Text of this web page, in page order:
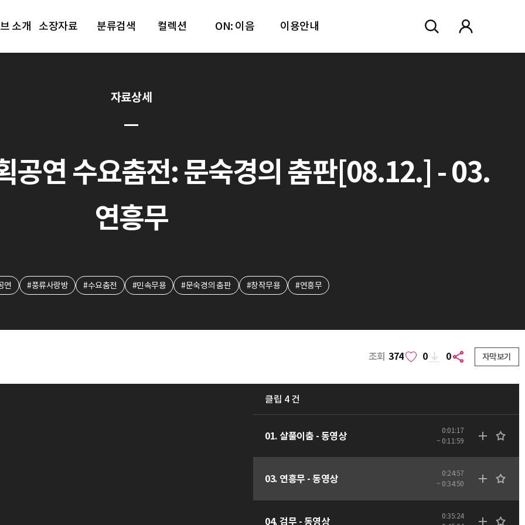
소개 소장자료 분류검색 컬렉션 ON: 이음 이용안내
자료상세
공연 수요춤전: 문숙경의 춤판[08.12.] - 03.
연흥무
연 #풍류사랑방 #수요춤전 #민속무용 #문숙경의 춤판 #창작무용 #연흥무
조회 374 0 0 자막보기
클립 4 건
01. 살풀이춤 - 동영상
0:01:17
~ 0:11:59
03. 연흥무 - 동영상
0:24:57
~ 0:34:50
04. 검무 - 동영상
0:35:24